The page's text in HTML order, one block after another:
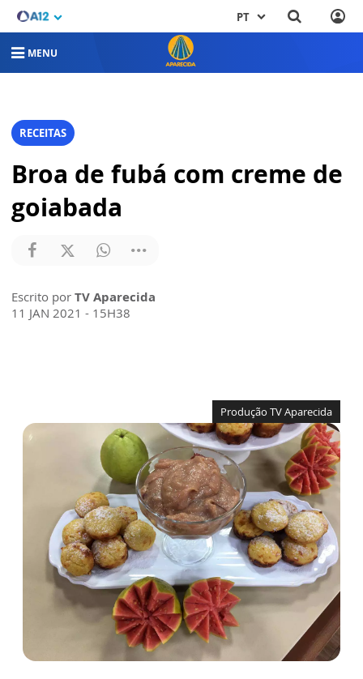
PT
MENU
RECEITAS
Broa de fubá com creme de
goiabada
Escrito por TV Aparecida
11 JAN 2021 - 15H38
Produção TV Aparecida